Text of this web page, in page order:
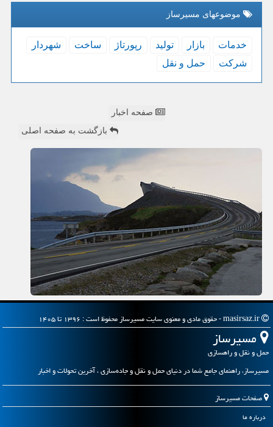
موضوعهای مسیرساز
خدمات بازار تولید رپورتاژ ساخت
شهردار
شركت
حمل و نقل
صفحه اخبار
بازگشت به صفحه اصلی
مسیرساز
حمل و نقل و راهسازی
مسیرساز، راهنمای جامع شما در دنیای حمل و نقل و جاده‌سازی ، آخرین تحولات و اخبار
صفحات مسیرساز
درباره ما